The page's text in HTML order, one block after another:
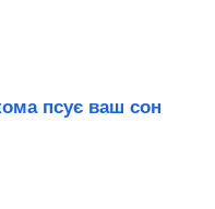
псує ваш сон